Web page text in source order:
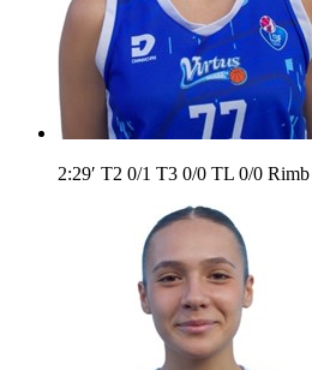
2:29′ T2 0/1 T3 0/0 TL 0/0 Rimb